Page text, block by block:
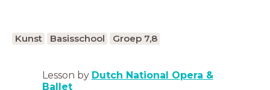
Kunst Basisschool Groep 7,8
Lesson by Dutch National Opera &
Ballet